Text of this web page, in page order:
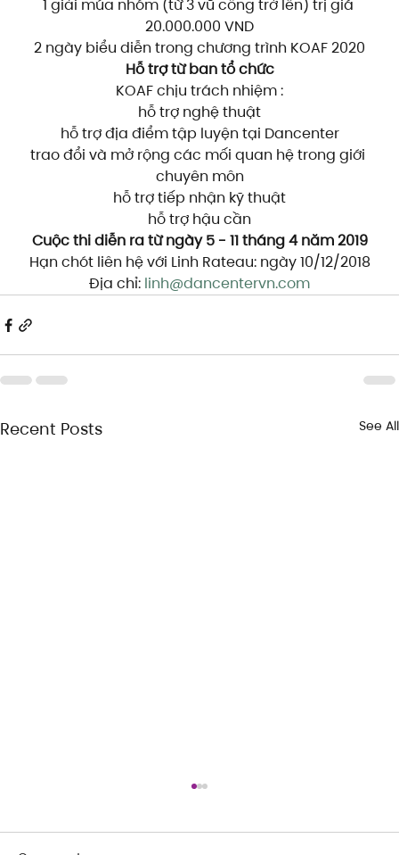
1 giải múa nhóm (từ 3 vũ công trở lên) trị giá
20.000.000 VND
2 ngày biểu diễn trong chương trình KOAF 2020
Hỗ trợ từ ban tổ chức
KOAF chịu trách nhiệm :
hỗ trợ nghệ thuật
hỗ trợ địa điểm tập luyện tại Dancenter
trao đổi và mở rộng các mối quan hệ trong giới
chuyên môn
hỗ trợ tiếp nhận kỹ thuật
hỗ trợ hậu cần
Cuộc thi diễn ra từ ngày 5 - 11 tháng 4 năm 2019
Hạn chót liên hệ với Linh Rateau: ngày 10/12/2018
Địa chỉ: linh@dancentervn.com
Recent Posts See All